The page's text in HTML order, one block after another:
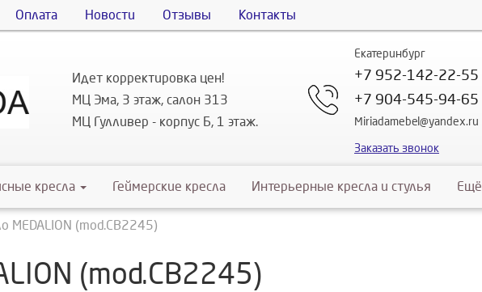
Оплата Новости Отзывы Контакты
Идет корректировка цен!
МЦ Эма, 3 этаж, салон 313
МЦ Гулливер - корпус Б, 1 этаж.
Екатеринбург
+7 952-142-22-55
+7 904-545-94-65
Miriadamebel@yandex.ru
Заказать звонок
кресла Геймерские кресла Интерьерные кресла и стулья Ещё
MEDALION (mod.CB2245)
(mod.CB2245)